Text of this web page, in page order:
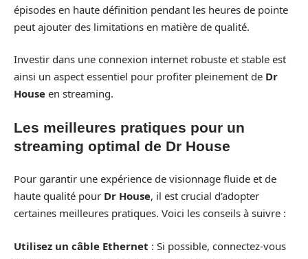
épisodes en haute définition pendant les heures de pointe
peut ajouter des limitations en matière de qualité.
Investir dans une connexion internet robuste et stable est
ainsi un aspect essentiel pour profiter pleinement de Dr
House en streaming.
Les meilleures pratiques pour un
streaming optimal de Dr House
Pour garantir une expérience de visionnage fluide et de
haute qualité pour Dr House, il est crucial d’adopter
certaines meilleures pratiques. Voici les conseils à suivre :
Utilisez un câble Ethernet : Si possible, connectez-vous